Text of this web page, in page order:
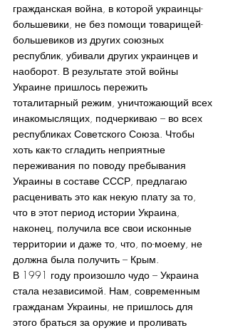
гражданская война, в которой украинцы-
большевики, не без помощи товарищей-
большевиков из других союзных
республик, убивали других украинцев и
наоборот. В результате этой войны
Украине пришлось пережить
тоталитарный режим, уничтожающий всех
инакомыслящих, подчеркиваю – во всех
республиках Советского Союза. Чтобы
хоть как-то сгладить неприятные
переживания по поводу пребывания
Украины в составе СССР, предлагаю
расценивать это как некую плату за то,
что в этот период истории Украина,
наконец, получила все свои исконные
территории и даже то, что, по-моему, не
должна была получить – Крым.
В 1991 году произошло чудо – Украина
стала независимой. Нам, современным
гражданам Украины, не пришлось для
этого браться за оружие и проливать